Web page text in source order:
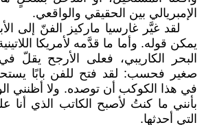
الإمبريالي بين الحقيقي والواقعي.
لقد غيَّر غارسيا ماركيز الفنّ إلى
يمكن قوله. وأما ما قدَّمه لأمريكا
البحر الكاريبي، فعلى الأرجح يقلّ
صغير فحسب: لقد فتح للفن بابًا
في هذا الكوكب أن توصده. ولا أظنني
بأنني ما كنتُ لأصبح الكاتب الذي أنا
التي أحدثها.